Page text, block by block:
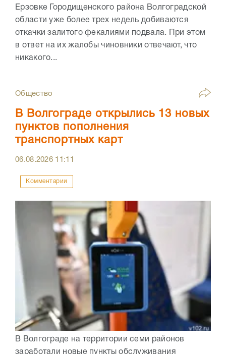
Ерзовке Городищенского района Волгоградской
области уже более трех недель добиваются
откачки залитого фекалиями подвала. При этом
в ответ на их жалобы чиновники отвечают, что
никакого...
Общество
В Волгограде открылись 13 новых
пунктов пополнения
транспортных карт
06.08.2026 11:11
Комментарии
В Волгограде на территории семи районов
заработали новые пункты обслуживания